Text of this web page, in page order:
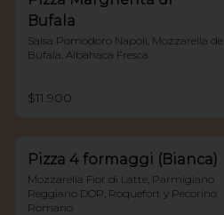
Bufala
Salsa Pomodoro Napoli, Mozzarella de
Búfala, Albahaca Fresca
$11.900
Pizza 4 formaggi (Bianca)
Mozzarella Fior di Latte, Parmigiano
Reggiano DOP, Roquefort y Pecorino
Romano